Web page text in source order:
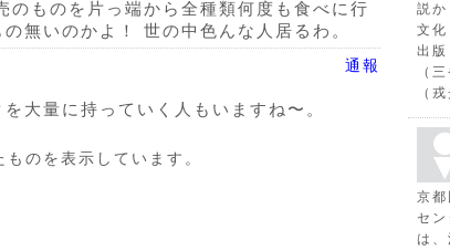
のものを片っ端から全種類何度も食べに行
いのかよ！ 世の中色んな人居るわ。
通報
大量に持っていく人もいますね〜。
のを表示しています。
説
文
出版
（
（
京
セ
は